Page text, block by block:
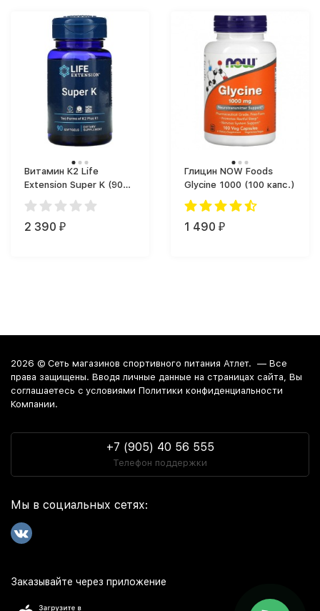
Витамин К2 Life
Extension Super K (90
капс.)
2 390 ₽
Глицин NOW Foods
Glycine 1000 (100 капс.)
1 490 ₽
2026 © Сеть магазинов спортивного питания Атлет. — Все
права защищены. Вводя личные данные на страницах сайта, Вы
соглашаетесь c условиями Политики конфиденциальности
Компании.
+7 (905) 40 56 555
Телефон поддержки
Мы в социальных сетях:
Заказывайте через приложение